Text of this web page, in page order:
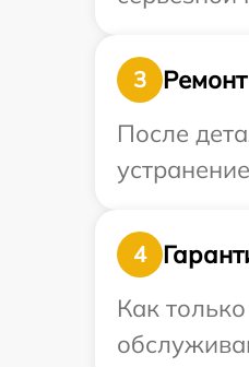
3
После
4
Как